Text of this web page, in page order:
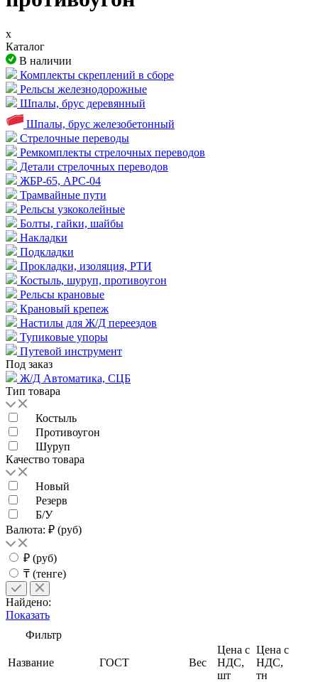
x
Каталог
В наличии
Комплекты скреплений в сборе
Рельсы железнодорожные
Шпалы, брус деревянный
Шпалы, брус железобетонный
Стрелочные переводы
Ремкомплекты стрелочных переводов
Детали стрелочных переводов
ЖБР-65, АРС-04
Трамвайные пути
Рельсы узкоколейные
Болты, гайки, шайбы
Накладки
Подкладки
Прокладки, изоляция, РТИ
Костыль, шуруп, противоугон
Рельсы крановые
Крановый крепеж
Настилы для Ж/Д переездов
Тупиковые упоры
Путевой инструмент
Под заказ
Ж/Д Автоматика, СЦБ
Тип товара
Костыль
Противоугон
Шуруп
Качество товара
Новый
Резерв
Б/У
Валюта: ₽ (руб)
₽ (руб)
₸ (тенге)
Найдено:
Показать
Фильтр
Название ГОСТ Вес
Цена с
НДС,
шт
Цена с
НДС,
тн